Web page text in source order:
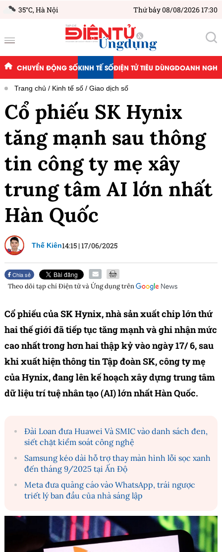
35°C,Hà Nội Thứ bảy 08/08/2026 17:30
CHUYỂN ĐỘNG SỐKINH TẾ SỐĐIỆN TỬ TIÊU DÙNGDOANH
Trang chủ Kinh tế số Giao dịch số
Cổ phiếu SK Hynix
tăng mạnh sau thông
tin công ty mẹ xây
trung tâm AI lớn nhất
Hàn Quốc
Thế Kiên14:15 |17/06/2025
Chia sẻ
Theo dõi tạp chíĐiện tử và Ứng dụngtrên
Cổ phiếu của SK Hynix, nhà sản xuất chip lớn thứ
hai thế giới đã tiếp tục tăng mạnh và ghi nhận mức
cao nhất trong hơn hai thập kỷ vào ngày 17/ 6, sau
khi xuất hiện thông tin Tập đoàn SK, công ty mẹ
của Hynix, đang lên kế hoạch xây dựng trung tâm
dữ liệu trí tuệ nhân tạo (AI) lớn nhất Hàn Quốc.
Đài Loan đưa Huawei Và SMIC vào danh sách đen,
siết chặt kiểm soát công nghệ
Samsung kéo dài hỗ trợ thay màn hình lỗi sọc xanh
đến tháng 9/2025 tại Ấn Độ
Meta đưa quảng cáo vào WhatsApp, trái ngược
triết lý ban đầu của nhà sáng lập